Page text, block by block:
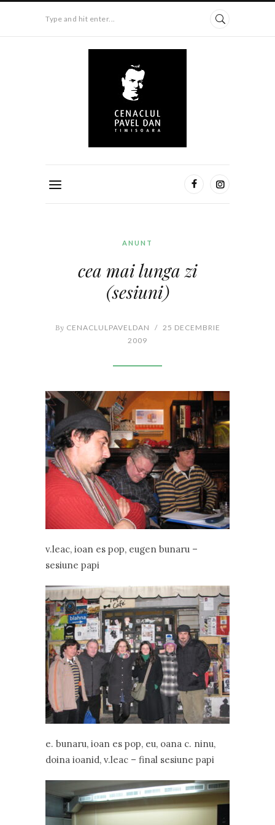
Type and hit enter...
ANUNT
cea mai lunga zi
(sesiuni)
By CENACLULPAVELDAN / 25 DECEMBRIE
2009
v.leac, ioan es pop, eugen bunaru –
sesiune papi
e. bunaru, ioan es pop, eu, oana c. ninu,
doina ioanid, v.leac – final sesiune papi